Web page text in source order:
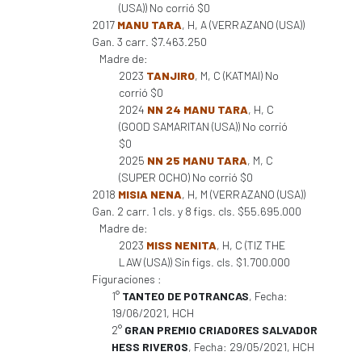
(USA)) No corrió $0
2017 MANU TARA, H, A (VERRAZANO (USA))
Gan. 3 carr. $7.463.250
Madre de:
2023 TANJIRO, M, C (KATMAI) No
corrió $0
2024 NN 24 MANU TARA, H, C
(GOOD SAMARITAN (USA)) No corrió
$0
2025 NN 25 MANU TARA, M, C
(SUPER OCHO) No corrió $0
2018 MISIA NENA, H, M (VERRAZANO (USA))
Gan. 2 carr. 1 cls. y 8 figs. cls. $55.695.000
Madre de:
2023 MISS NENITA, H, C (TIZ THE
LAW (USA)) Sin figs. cls. $1.700.000
Figuraciones :
1° TANTEO DE POTRANCAS, Fecha:
19/06/2021, HCH
2° GRAN PREMIO CRIADORES SALVADOR
HESS RIVEROS, Fecha: 29/05/2021, HCH